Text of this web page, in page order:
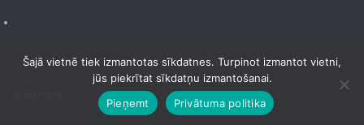
Šajā vietnē tiek izmantotas sīkdatnes. Turpinot izmantot vietni,
jūs piekrītat sīkdatņu izmantošanai.
Pieņemt
Privātuma politika